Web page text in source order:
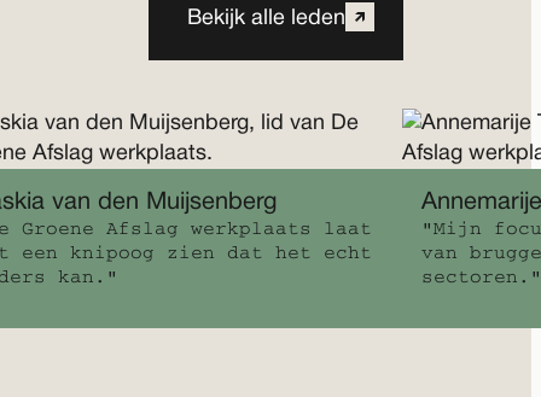
van den Muijsenberg
Groene Afslag werkplaats laat
een knipoog zien dat het echt
kan."
"Mijn
van
Bekijk alle leden